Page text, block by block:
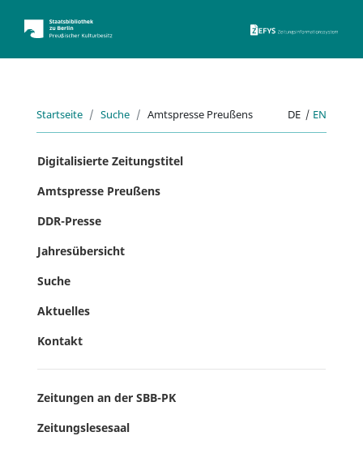
Startseite Suche Amtspresse Preußens DE | EN
Digitalisierte Zeitungstitel
Amtspresse Preußens
DDR-Presse
Jahresübersicht
Suche
Aktuelles
Kontakt
Zeitungen an der SBB-PK
Zeitungslesesaal